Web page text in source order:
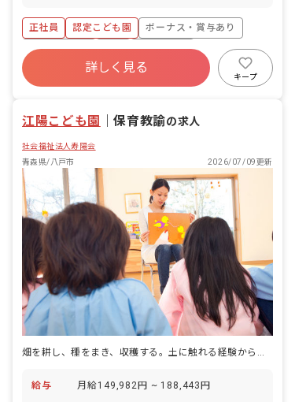
正社員 認定こども園
ボーナス・賞与あり
社会保険完備
有給
退職金制度
昇給昇進あり
社会福祉法人 研修充実
詳しく見る
キープ
江陽こども園 ｜保育教諭の求人
社会福祉法人寿陽会
青森県/八戸市
2026/07/09更新
畑を耕し、種をまき、収穫する。土に触れる経験から子どもの自立を育むこども園です。
給与 月給149,982円 ~ 188,443円